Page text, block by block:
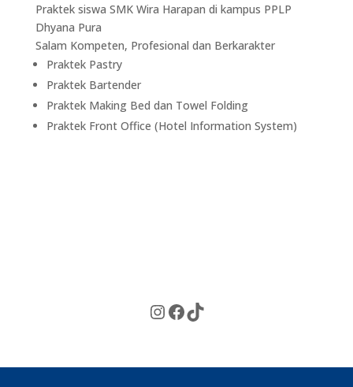
Praktek siswa SMK Wira Harapan di kampus PPLP
Dhyana Pura
Salam Kompeten, Profesional dan Berkarakter
Praktek Pastry
Praktek Bartender
Praktek Making Bed dan Towel Folding
Praktek Front Office (Hotel Information System)
Instagram
Facebook
TikTok